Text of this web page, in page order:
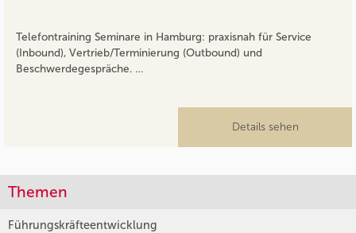
Telefontraining Seminare in Hamburg: praxisnah für Service
(Inbound), Vertrieb/Terminierung (Outbound) und
Beschwerdegespräche. …
Details sehen
Themen
Führungskräfteentwicklung